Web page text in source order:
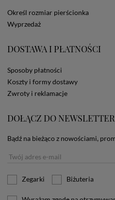
zamieszczane w urządzeniu
użytkownika. Jeżeli
stosowanie plików cookies
informacji o plikach cookies.
Określ rozmiar pierścionka
Wyprzedaż
DOSTAWA I PŁATNOŚCI
Sposoby płatności
Koszty i formy dostawy
Zwroty i reklamacje
DOŁĄCZ DO
Bądź na bieżąco z nowościami,
Zegarki Biżuteria